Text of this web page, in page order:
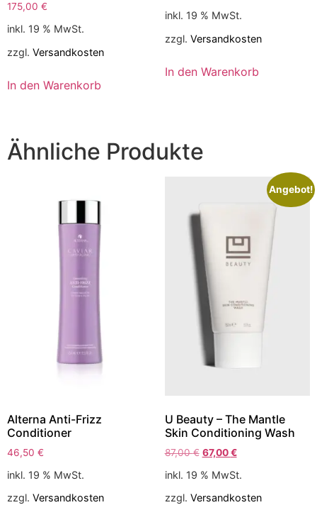
175,00 €
inkl. 19 % MwSt.
zzgl. Versandkosten
In den Warenkorb
inkl. 19 % MwSt.
zzgl. Versandkosten
In den Warenkorb
Ähnliche Produkte
Alterna Anti-Frizz
Conditioner
46,50 €
inkl. 19 % MwSt.
zzgl. Versandkosten
Angebot!
U Beauty – The Mantle
Skin Conditioning Wash
87,00€ 67,00€
inkl. 19 % MwSt.
zzgl. Versandkosten